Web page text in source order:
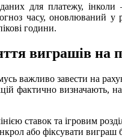
для платежу, інколи
часу, оновлюваний
години.
виграшів
важливо завести на
фактично визначають,
ставок та ігровим
або фіксувати виграш